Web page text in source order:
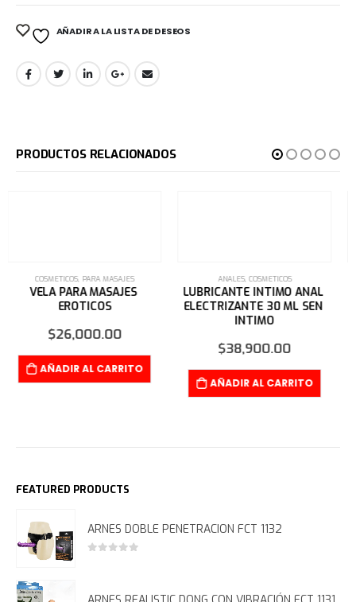
AÑADIR A LA LISTA DE DESEOS
PRODUCTOS RELACIONADOS
ANALES ,COSMETICOS
LUBRICANTE INTIMO ANAL
ELECTRIZANTE 30 ML SEN
AÑADIR AL CARRITO
COSMETICOS,LUBRICANTES,
GEL LUBRICANTE INTIMO
NATURAL ELIXIR 500 ML
AÑADIR AL CARRITO
FEATURED PRODUCTS
ARNES DOBLE PENETRACION FCT 1132